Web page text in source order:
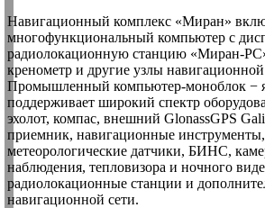
Навигационный комплекс «Миран»
многофункциональный компьютер с
радиолокационную станцию «Миран-
кренометр и другие узлы навигационной
Промышленный компьютер-моноблок −
поддерживает широкий спектр
эхолот, компас, внешний GlonassGPS
приемник, навигационные
метеорологические датчики, БИНС,
наблюдения, тепловизора и ночного
радиолокационные станции и
навигационной сети.